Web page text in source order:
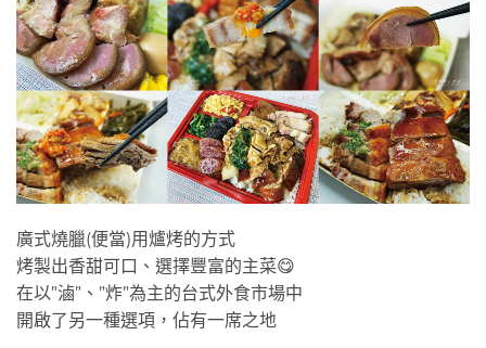
廣式燒臘(便當)用爐烤的方式
烤製出香甜可口、選擇豐富的主菜😋
在以”滷”、”炸”為主的台式外食市場中
開啟了另一種選項，佔有一席之地